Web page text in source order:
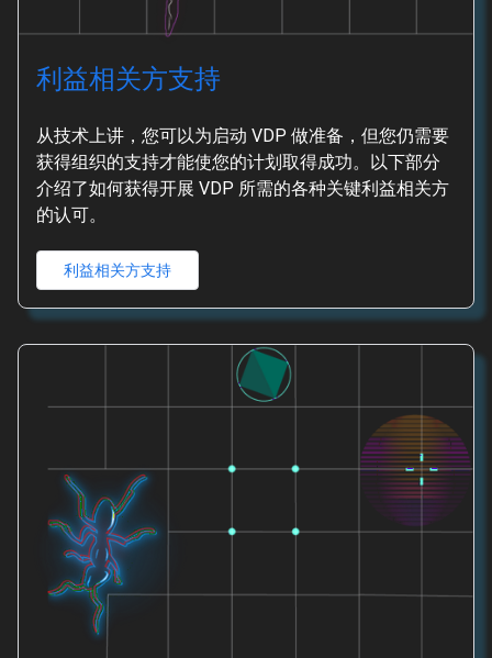
利益相关方支持
从技术上讲，您可以为启动 VDP 做准备，但您仍需要
获得组织的支持才能使您的计划取得成功。以下部分
介绍了如何获得开展 VDP 所需的各种关键利益相关方
的认可。
利益相关方支持